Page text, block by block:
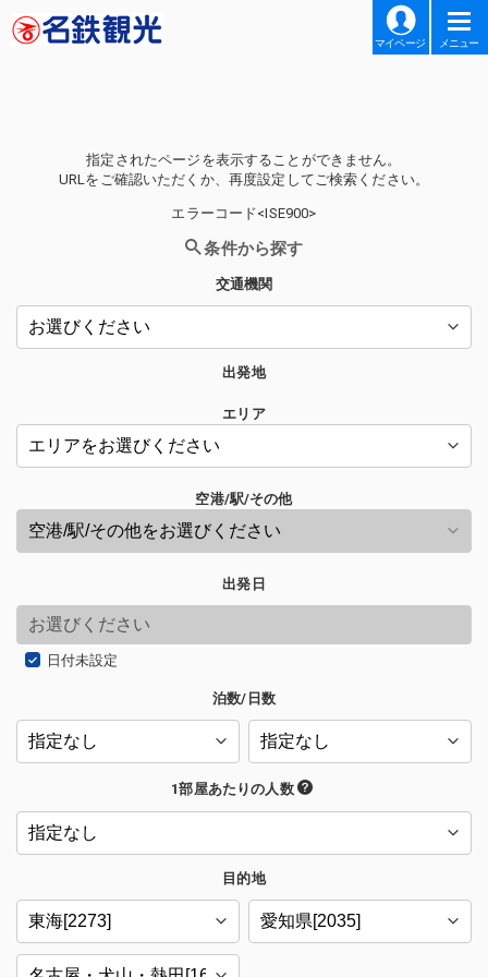
マイページ メニュー
指定されたページを表示することができません。
URLをご確認いただくか、再度設定してご検索ください。
エラーコード<ISE900>
条件から探す
交通機関
出発地
エリア
空港/駅/その他
出発日
日付未設定
泊数/日数
1部屋あたりの人数
目的地